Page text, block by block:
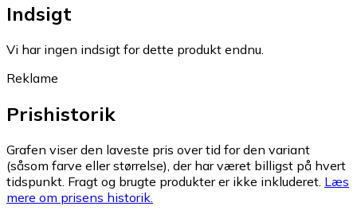
Indsigt
Vi har ingen indsigt for dette produkt endnu.
Reklame
Prishistorik
Grafen viser den laveste pris over tid for den variant
(såsom farve eller størrelse), der har været billigst på hvert
tidspunkt. Fragt og brugte produkter er ikke inkluderet. Læs
mere om prisens historik.